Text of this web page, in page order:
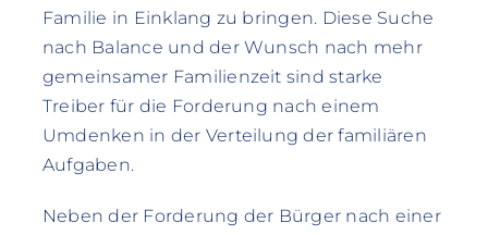
Familie in Einklang zu bringen. Diese Suche
nach Balance und der Wunsch nach mehr
gemeinsamer Familienzeit sind starke
Treiber für die Forderung nach einem
Umdenken in der Verteilung der familiären
Aufgaben.
Neben der Forderung der Bürger nach einer